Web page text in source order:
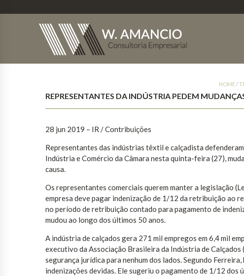
HOME/
REPRESENTANTES DA INDÚSTRIA PEDEM
28 jun 2019 – IR / Contribuições
Representantes das indústrias têxtil e calçadista
Indústria e Comércio da Câmara nesta quinta-feira (27),
causa.
Os representantes comerciais querem manter a legislação
empresa deve pagar indenização de 1/12 da retribuição ao
no período de retribuição contado para pagamento de
mudou ao longo dos últimos 50 anos.
A indústria de calçados gera 271 mil empregos em 6,4 mil
executivo da Associação Brasileira da Indústria de
segurança jurídica para nenhum dos lados. Segundo
indenizações devidas. Ele sugeriu o pagamento de 1/12